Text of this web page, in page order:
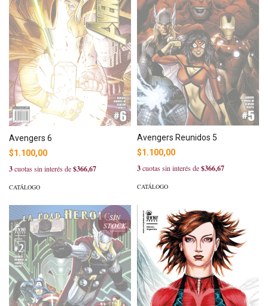
Avengers 6
$1.100,00
3cuotas sin interés de$366,67
CATÁLOGO
Avengers Reunidos 5
$1.100,00
3cuotas sin interés de$366,67
CATÁLOGO
SIN
STOCK